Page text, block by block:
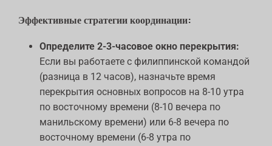
Эффективные стратегии координации:
Определите 2-3-часовое окно перекрытия:
Если вы работаете с филиппинской командой
(разница в 12 часов), назначьте время
перекрытия основных вопросов на 8-10 утра
по восточному времени (8-10 вечера по
манильскому времени) или 6-8 вечера по
восточному времени (6-8 утра по